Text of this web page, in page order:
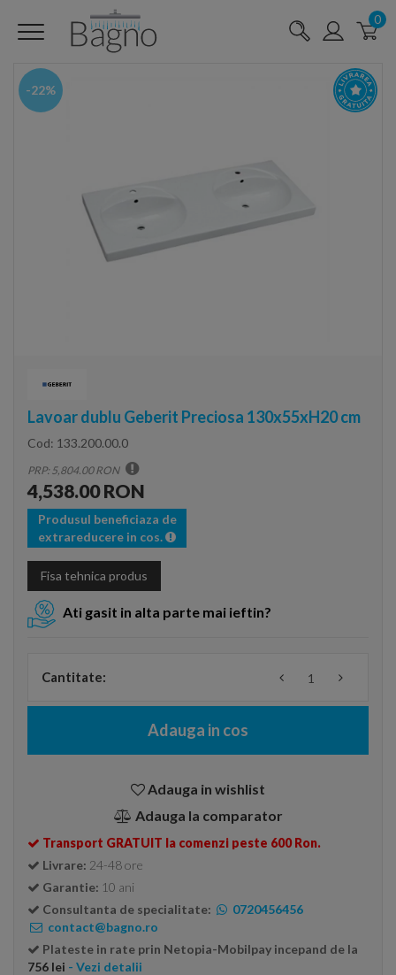
0
-22%
Lavoar dublu Geberit Preciosa 130x55xH20 cm
Cod: 133.200.00.0
PRP: 5,804.00 RON
4,538.00 RON
Produsul beneficiaza de
extrareducere in cos.
Fisa tehnica produs
Ati gasit in alta parte mai ieftin?
Cantitate:
Adauga in cos
Adauga in wishlist
Adauga la comparator
Transport GRATUIT la comenzi peste 600 Ron.
Livrare: 24-48 ore
Garantie: 10 ani
Consultanta de specialitate:
0720456456
contact@bagno.ro
Plateste in rate prin Netopia-Mobilpay incepand de la
756 lei - Vezi detalii